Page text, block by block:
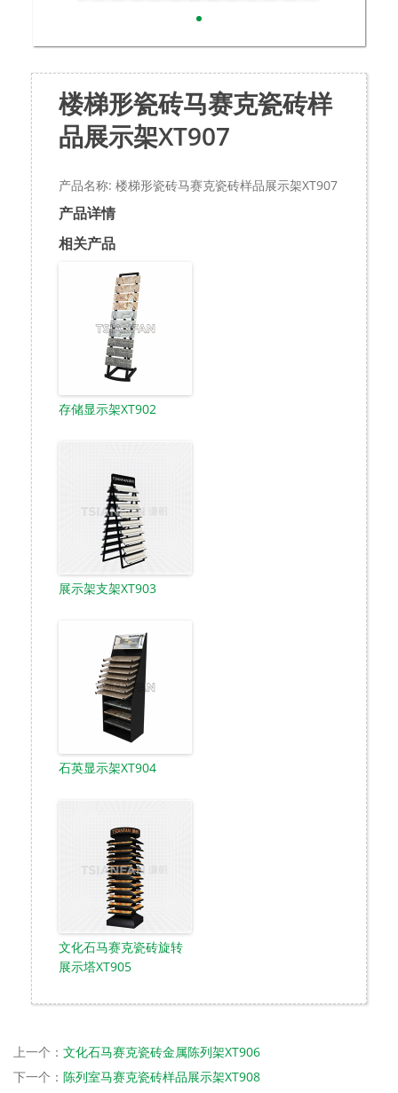
楼梯形瓷砖马赛克瓷砖样
品展示架XT907
产品名称: 楼梯形瓷砖马赛克瓷砖样品展示架XT907
产品详情
相关产品
存储显示架XT902
展示架支架XT903
石英显示架XT904
文化石马赛克瓷砖旋转
展示塔XT905
上一个： 文化石马赛克瓷砖金属陈列架XT906
下一个： 陈列室马赛克瓷砖样品展示架XT908